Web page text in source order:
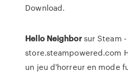
Download.
Hello Neighborsur Steam -
store.steampowered.com
un jeu d'horreur en mode